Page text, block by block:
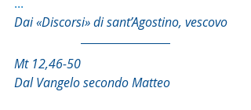
Dai «Discorsi» di sant’Agostino, vescovo
Mt 12,46-50
Dal Vangelo secondo Matteo